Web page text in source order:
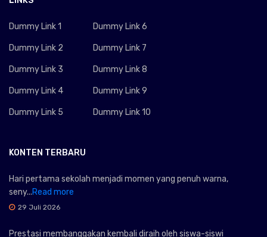
Dummy Link 1
Dummy Link 2
Dummy Link 3
Dummy Link 4
Dummy Link 5
Dummy Link 6
Dummy Link 7
Dummy Link 8
Dummy Link 9
Dummy Link 10
KONTEN TERBARU
Hari pertama sekolah menjadi momen yang penuh warna,
seny...Read more
29 Juli 2026
Prestasi membanggakan kembali diraih oleh siswa-siswi